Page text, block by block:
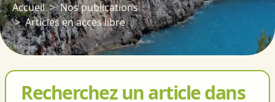
Accueil
Nos publications
Articles en accès libre
Recherchez un article dans